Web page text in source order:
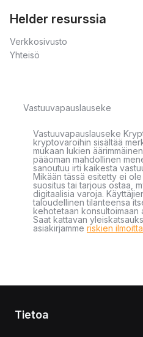
Helder resurssia
Verkkosivusto
Yhteisö
Vastuuvapauslauseke
Vastuuvapauslauseke
kryptovaroihin sisältää
mukaan lukien
pääoman mahdollinen
sanoutuu irti kaikesta
Mikään tässä esitetty ei
suositus tai tarjous ostaa,
digitaalisia varoja.
taloudellinen tilanteensa
kehotetaan konsultoimaan
Saat kattavan
asiakirjamme riskien
Tietoa